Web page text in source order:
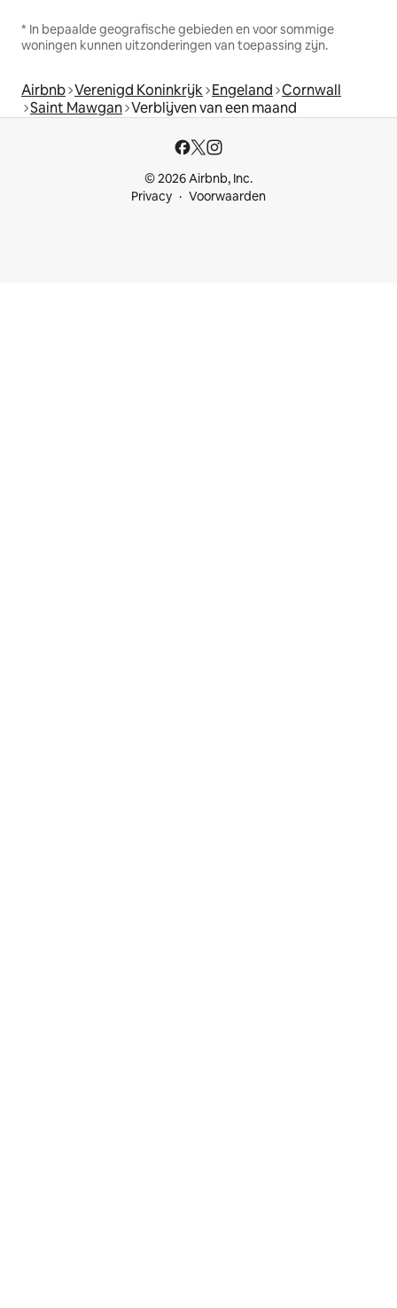
* In bepaalde geografische gebieden en voor sommige
woningen kunnen uitzonderingen van toepassing zijn.
Airbnb Verenigd Koninkrijk Engeland Cornwall
Saint Mawgan Verblijven van een maand
© 2026 Airbnb, Inc.
Privacy
Voorwaarden